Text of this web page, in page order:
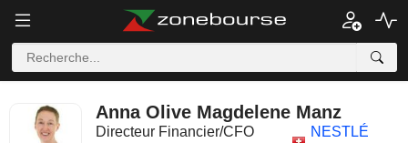
Anna Olive Magdelene Manz
Directeur Financier/CFO
NESTLÉ